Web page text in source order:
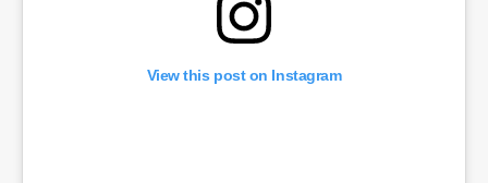
View this post on Instagram